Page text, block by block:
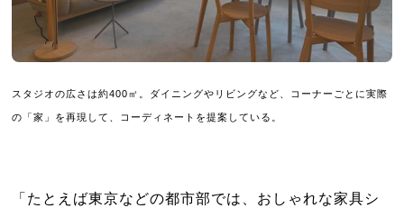
スタジオの広さは約400㎡。ダイニングやリビングなど、コーナーごとに実際
の「家」を再現して、コーディネートを提案している。
「たとえば東京などの都市部では、おしゃれな家具シ